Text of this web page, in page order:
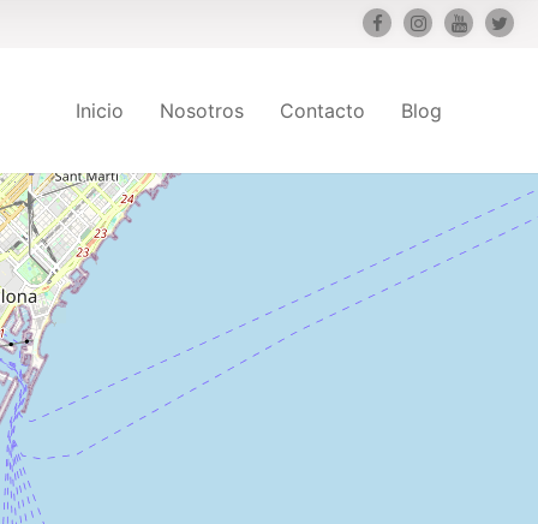
Inicio Nosotros Contacto Blog